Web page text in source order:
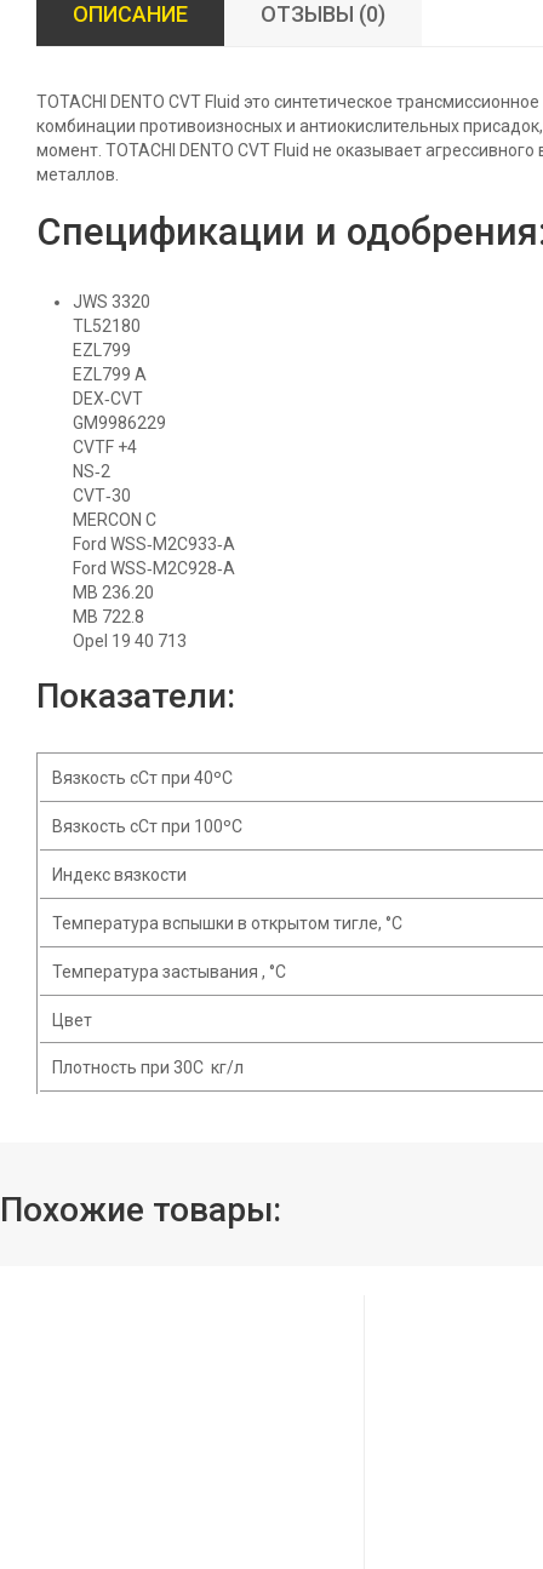
ОПИСАНИЕ ОТЗЫВЫ (0)
TOTACHI DENTO CVT Fluid это синтетическое
комбинации противоизносных и антиокислительных
момент. TOTACHI DENTO CVT Fluid не оказывает
металлов.
Спецификации и
JWS 3320
TL52180
EZL799
EZL799 A
DEX‐CVT
GM9986229
CVTF +4
NS‐2
CVT‐30
MERCON C
Ford WSS‐M2C933‐A
Ford WSS‐M2C928‐A
MB 236.20
MB 722.8
Opel 19 40 713
Показатели:
Вязкость сСт при 40ºC
Вязкость сСт при 100ºC
Индекс вязкости
Температура вспышки в открытом тигле, °C
Температура застывания , °C
Цвет
Плотность при 30С кг/л
Похожие товары: